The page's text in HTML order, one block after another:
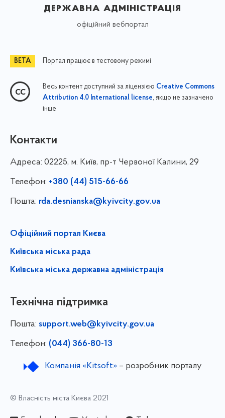
державна адміністрація
офіційний вебпортал
Портал працює в тестовому режимі
Весь контент доступний за ліцензією Creative Commons
Attribution 4.0 International license, якщо не зазначено
інше
Контакти
Адреса: 02225, м. Київ, пр-т Червоної Калини, 29
Телефон: +380 (44) 515-66-66
Пошта: rda.desnianska@kyivcity.gov.ua
Офіційний портал Києва
Київська міська рада
Київська міська державна адміністрація
Технічна підтримка
Пошта: support.web@kyivcity.gov.ua
Телефон: (044) 366-80-13
Компанія «Kitsoft»– розробник порталу
© Власність міста Києва 2021